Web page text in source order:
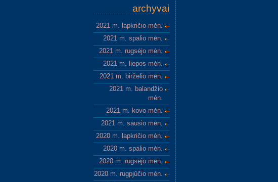
archyvai
2021 m. lapkričio mėn.
2021 m. spalio mėn.
2021 m. rugsėjo mėn.
2021 m. liepos mėn.
2021 m. birželio mėn.
2021 m. balandžio
mėn.
2021 m. kovo mėn.
2021 m. sausio mėn.
2020 m. lapkričio mėn.
2020 m. spalio mėn.
2020 m. rugsėjo mėn.
2020 m. rugpjūčio mėn.